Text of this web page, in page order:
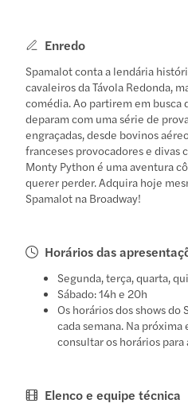
Enredo
Spamalot conta a lendária
cavaleiros da Távola Redonda,
comédia. Ao partirem em busca
deparam com uma série de
engraçadas, desde bovinos
franceses provocadores e divas
Monty Python é uma aventura
querer perder. Adquira hoje
Spamalot na Broadway!
Horários das
Segunda, terça, quarta,
Sábado: 14h e 20h
Os horários dos shows do
cada semana. Na
consultar os horários
Elenco e equipe técnica